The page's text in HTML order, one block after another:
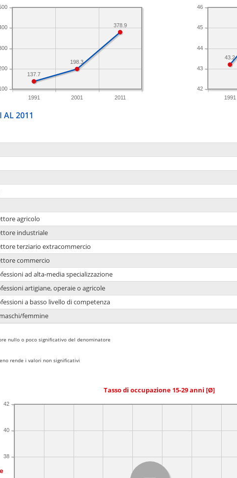
1991 2001 2011
378.9
198.3
137.7
1991
42
43
44
45
46
43.2
AL 2011
agricolo
industriale
terziario extracommercio
commercio
ad alta-media specializzazione
artigiane, operaie o agricole
a basso livello di competenza
femmine
nullo o poco significativo del denominatore
rende i valori non significativi
Tasso di occupazione 15-29 anni [Ø]
38
40
42